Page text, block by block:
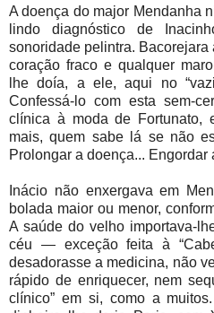
A doença do major Mendanha
lindo diagnóstico de
sonoridade pelintra.
coração fraco e qualquer
lhe doía, a ele, aqui no
Confessá-lo com esta sem-
clínica à moda de Fortunato,
mais, quem sabe lá se não
Prolongar a doença... Engordar
Inácio não enxergava em
bolada maior ou menor,
A saúde do velho importava-
céu — exceção feita à
desadorasse a medicina, não
rápido de enriquecer, nem
clínico” em si, como a